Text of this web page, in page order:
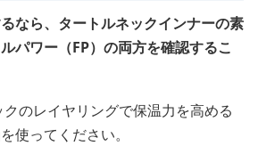
なら、タートルネックインナーの素
パワー（FP）の両方を確認するこ
のレイヤリングで保温力を高める
使ってください。